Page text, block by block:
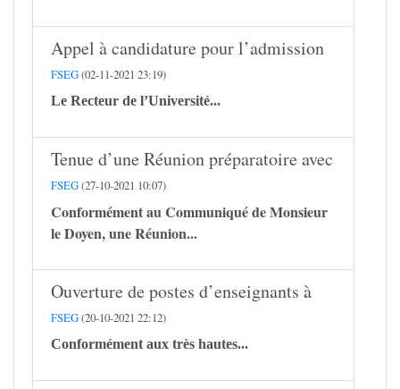
Appel à candidature pour l’admission
FSEG(02-11-2021 23:19)
Le Recteur de l’Université...
Tenue d’une Réunion préparatoire avec
FSEG(27-10-2021 10:07)
Conformément au Communiqué de Monsieur
le Doyen, une Réunion...
Ouverture de postes d’enseignants à
FSEG(20-10-2021 22:12)
Conformément aux très hautes...